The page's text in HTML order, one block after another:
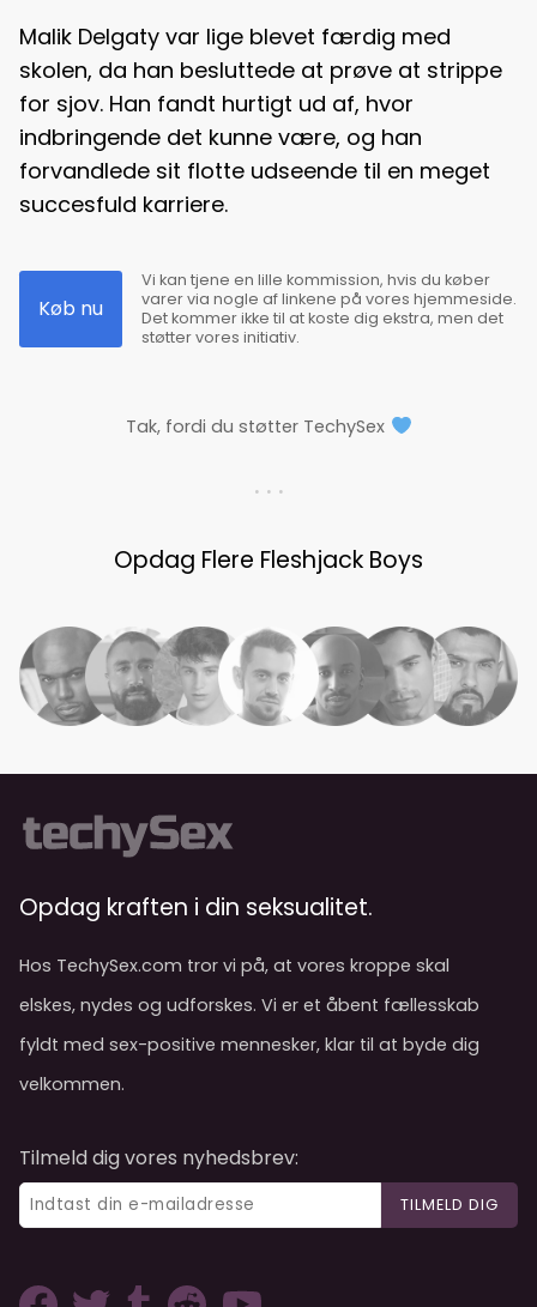
Malik Delgaty var lige blevet færdig med
skolen, da han besluttede at prøve at strippe
for sjov. Han fandt hurtigt ud af, hvor
indbringende det kunne være, og han
forvandlede sit flotte udseende til en meget
succesfuld karriere.
Køb nu
Vi kan tjene en lille kommission, hvis du køber
varer via nogle af linkene på vores hjemmeside.
Det kommer ikke til at koste dig ekstra, men det
støtter vores initiativ.
Tak, fordi du støtter TechySex
. . .
Opdag Flere Fleshjack Boys
Opdag kraften i din seksualitet.
Hos TechySex.com tror vi på, at vores kroppe skal
elskes, nydes og udforskes. Vi er et åbent fællesskab
fyldt med sex-positive mennesker, klar til at byde dig
velkommen.
Tilmeld dig vores nyhedsbrev:
TILMELD DIG